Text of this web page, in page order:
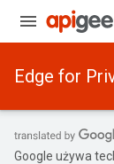
Edge for
Google używa